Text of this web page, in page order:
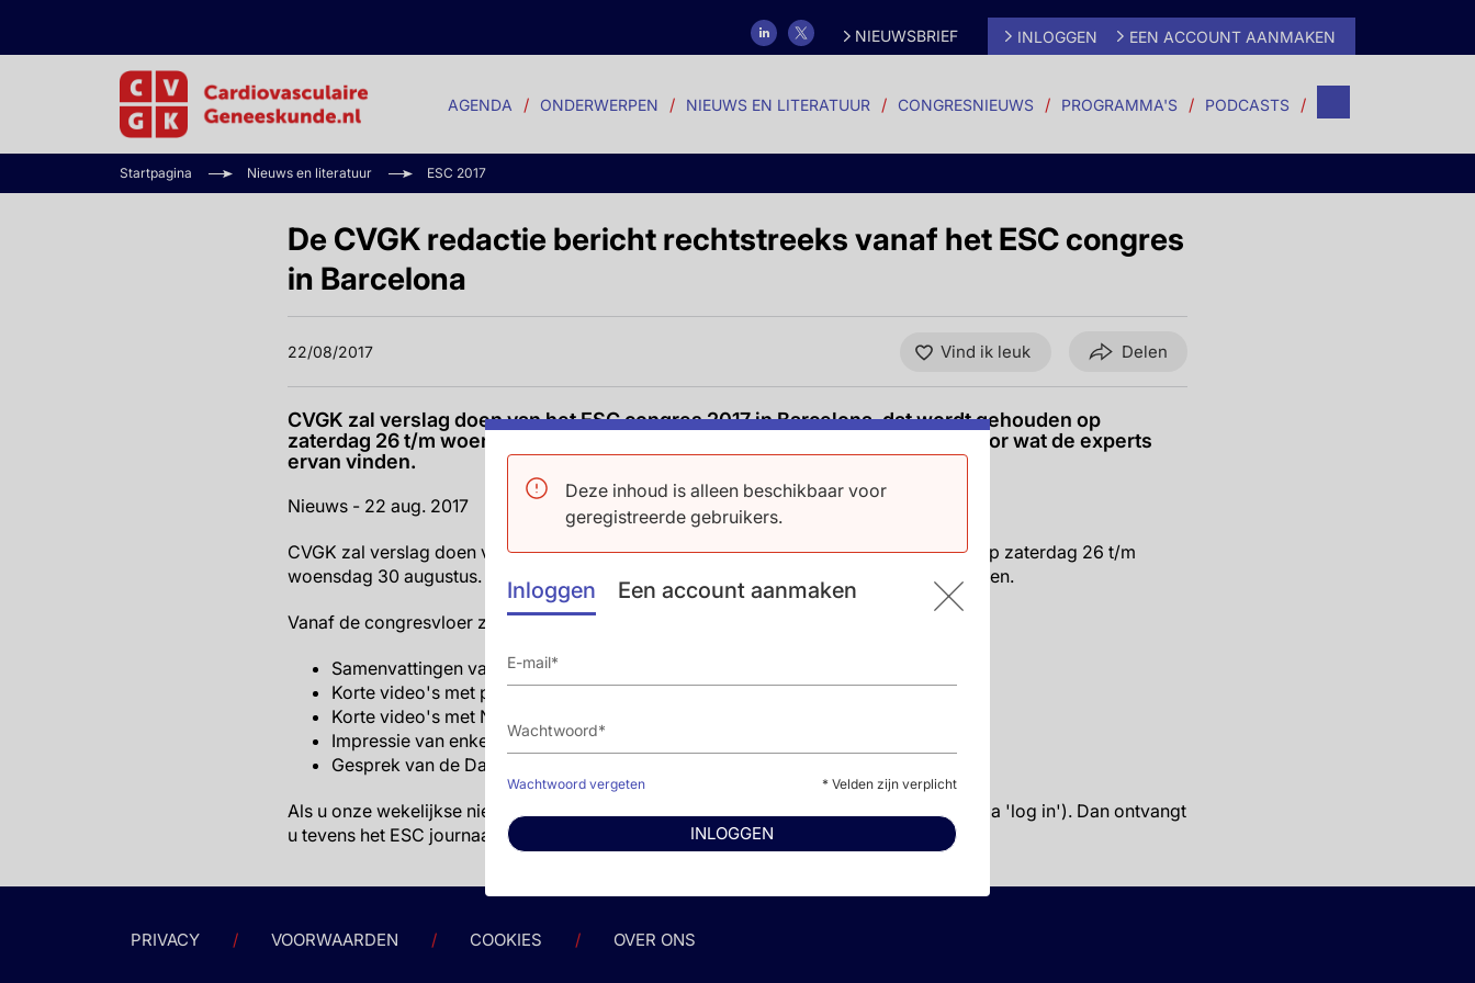
Deze inhoud is alleen beschikbaar voor
geregistreerde gebruikers.
Inloggen Een account aanmaken
Wachtwoord vergeten * Velden zijn verplicht
INLOGGEN
NIEUWSBRIEF INLOGGEN EEN ACCOUNT AANMAKEN
AGENDA ONDERWERPEN NIEUWS EN LITERATUUR CONGRESNIEUWS PROGRAMMA'S PODCASTS
Startpagina Nieuws en literatuur ESC 2017
De CVGK redactie bericht rechtstreeks vanaf het ESC congres
in Barcelona
22/08/2017 Vind ik leuk Delen
CVGK zal verslag doen van het ESC congres 2017 in Barcelona, dat wordt gehouden op
zaterdag 26 t/m woensdag 30 augustus. Volg hier het laatste nieuws en hoor wat de experts
ervan vinden.
Nieuws - 22 aug. 2017
CVGK zal verslag doen van het ESC congres 2017 in Barcelona, dat wordt gehouden op zaterdag 26 t/m
woensdag 30 augustus. Volg hier het laatste nieuws en hoor wat de experts ervan vinden.
Vanaf de congresvloer zullen wij verslaglegging verzorgen in verschillende vormen:
Samenvattingen van de resultaten van de belangrijkste klinische studies
Korte video's met presenters van studies
Korte video's met Nederlandse experts over het gepresenteerde nieuws
Impressie van enkele van de nieuwe Grand Debates
Gesprek van de Dag
Als u onze wekelijkse nieuwsbrief nog niet ontvangt, registreer u dan op de website (via 'log in'). Dan ontvangt
u tevens het ESC journaal tijdens het congres.
PRIVACY VOORWAARDEN COOKIES OVER ONS